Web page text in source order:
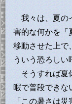
我々は、夏の
害的な何かを「
移動させた上で
ういう恐ろしい
そうすれば夏
暇で普段できな
「この暑さは